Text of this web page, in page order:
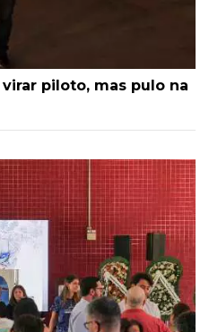
piloto, mas pulo na